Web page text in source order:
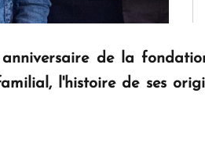
de la
l'histoire de ses